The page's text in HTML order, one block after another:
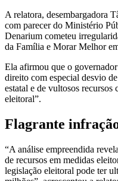
A relatora, desembargadora
com parecer do Ministério
Denarium cometeu
da Família e Morar Melhor
Ela afirmou que o
direito com especial desvio
estatal e de vultosos
eleitoral”.
Flagrante
“A análise empreendida
de recursos em medidas
legislação eleitoral pode ter